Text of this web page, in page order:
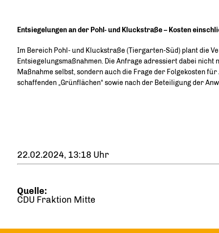
Entsiegelungen an der Pohl- und Kluckstraße – Kosten
Im Bereich Pohl- und Kluckstraße (Tiergarten-Süd) plant die
Entsiegelungsmaßnahmen. Die Anfrage adressiert dabei nicht
Maßnahme selbst, sondern auch die Frage der Folgekosten
schaffenden „Grünflächen“ sowie nach der Beteiligung der
22.02.2024, 13:18 Uhr
Quelle:
CDU Fraktion Mitte